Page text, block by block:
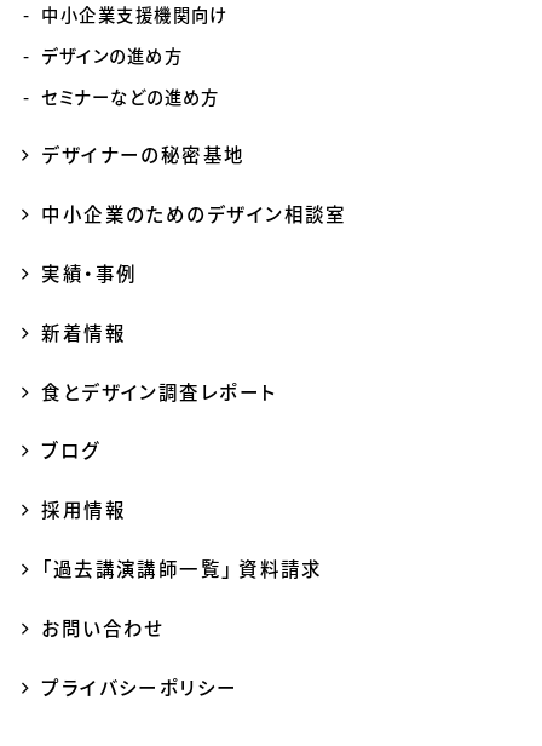
中小企業支援機関向け
デザインの進め方
セミナーなどの進め方
デザイナーの秘密基地
中小企業のためのデザイン相談室
実績・事例
新着情報
食とデザイン調査レポート
ブログ
採用情報
「過去講演講師一覧」 資料請求
お問い合わせ
プライバシーポリシー